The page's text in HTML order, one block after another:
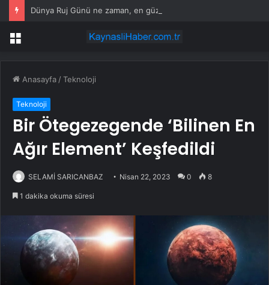
Menü
Anasayfa /Teknoloji
Teknoloji
Bir Ötegezegende ‘Bilinen En
Ağır Element’ Keşfedildi
SELAMİ SARICANBAZ Nisan 22, 2023 0 8
1 dakika okuma süresi